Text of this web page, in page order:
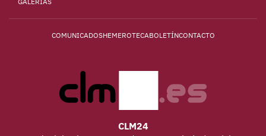
COMUNICADOSHEMEROTECABOLETÍNCONTACTO
CLM24